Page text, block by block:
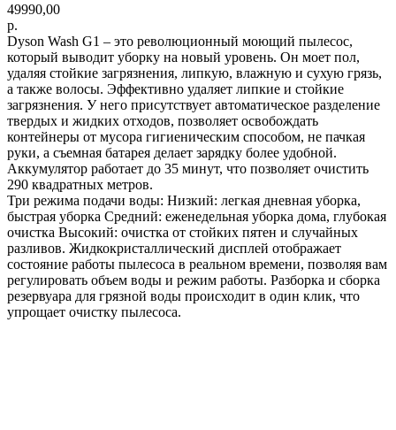
49990,00
р.
Dyson Wash G1 – это революционный моющий пылесос,
который выводит уборку на новый уровень. Он моет пол,
удаляя стойкие загрязнения, липкую, влажную и сухую грязь,
а также волосы. Эффективно удаляет липкие и стойкие
загрязнения. У него присутствует автоматическое разделение
твердых и жидких отходов, позволяет освобождать
контейнеры от мусора гигиеническим способом, не пачкая
руки, а съемная батарея делает зарядку более удобной.
Аккумулятор работает до 35 минут, что позволяет очистить
290 квадратных метров.
Три режима подачи воды: Низкий: легкая дневная уборка,
быстрая уборка Средний: еженедельная уборка дома, глубокая
очистка Высокий: очистка от стойких пятен и случайных
разливов. Жидкокристаллический дисплей отображает
состояние работы пылесоса в реальном времени, позволяя вам
регулировать объем воды и режим работы. Разборка и сборка
резервуара для грязной воды происходит в один клик, что
упрощает очистку пылесоса.